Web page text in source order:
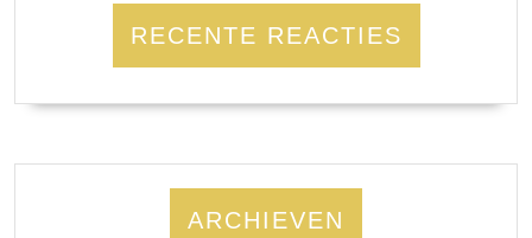
RECENTE REACTIES
ARCHIEVEN